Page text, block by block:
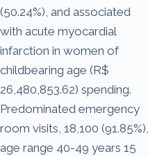
(50.24%), and associated
with acute myocardial
infarction in women of
childbearing age (R$
26,480,853.62) spending.
Predominated emergency
room visits, 18,100 (91.85%),
age range 40-49 years 15